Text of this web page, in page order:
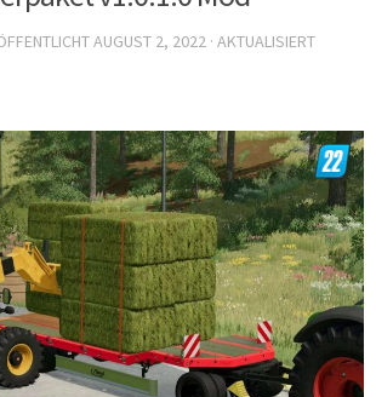
AUGUST 2, 2022 · AKTUALISIERT